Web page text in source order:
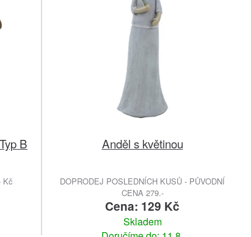
B
Kč
Anděl s květinou
DOPRODEJ POSLEDNÍCH KUSŮ - PŮVODNÍ
CENA 279.-
Cena: 129 Kč
Skladem